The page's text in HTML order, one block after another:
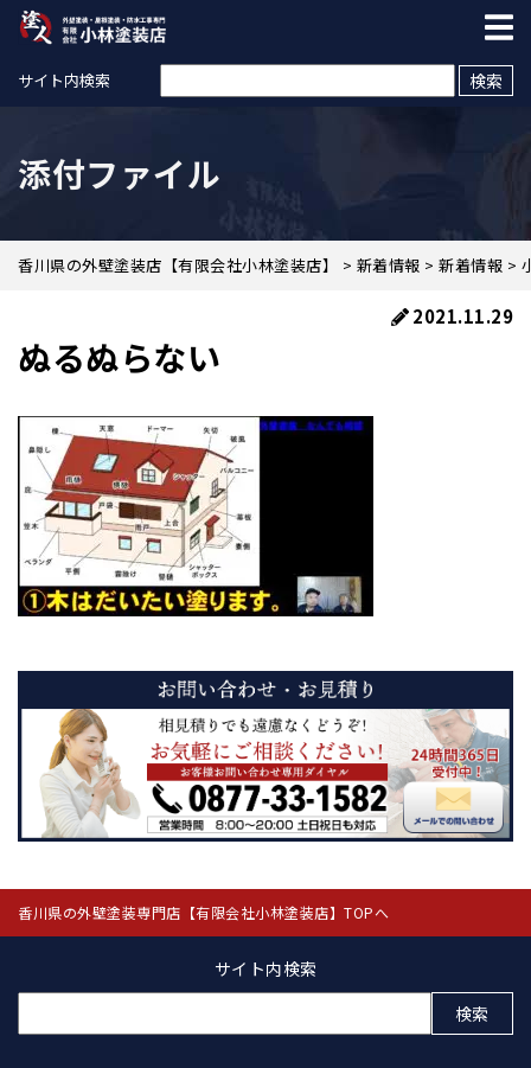
サイト内検索
添付ファイル
香川県の外壁塗装店【有限会社小林塗装店】 > 新着情報 > 新着情報 >
2021.11.29
ぬるぬらない
香川県の外壁塗装専門店【有限会社小林塗装店】TOPへ
サイト内検索
索: